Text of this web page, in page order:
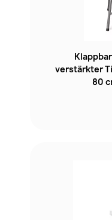
verstärkter
80